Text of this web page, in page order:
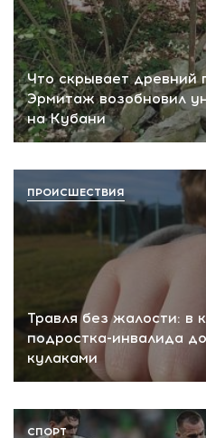
Что скрывает древний
Эрмитаж возобновил
на Кубани
Травля без жалости: в
подростка-инвалида
кулаками
ПРОИСШЕСТВИЯ
СПОРТ